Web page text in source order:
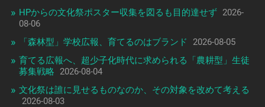
HPからの文化祭ポスター収集を図るも目的達せず 2026-
08-06
「森林型」学校広報、育てるのはブランド
2026-08-05
育てる広報へ、超少子化時代に求められる「農耕型」生徒
募集戦略
2026-08-04
文化祭は誰に見せるものなのか、その対象を改めて考える
2026-08-03